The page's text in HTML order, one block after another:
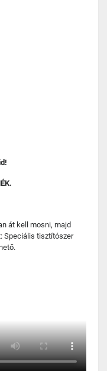
át kell mosni, majd
Speciális tisztítószer